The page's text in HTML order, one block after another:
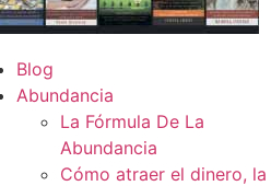
Blog
Abundancia
La Fórmula De La
Abundancia
Cómo atraer el dinero, la